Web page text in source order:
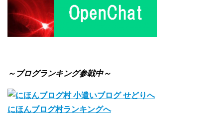
～ブログランキング参戦中～
にほんブログ村ランキングへ